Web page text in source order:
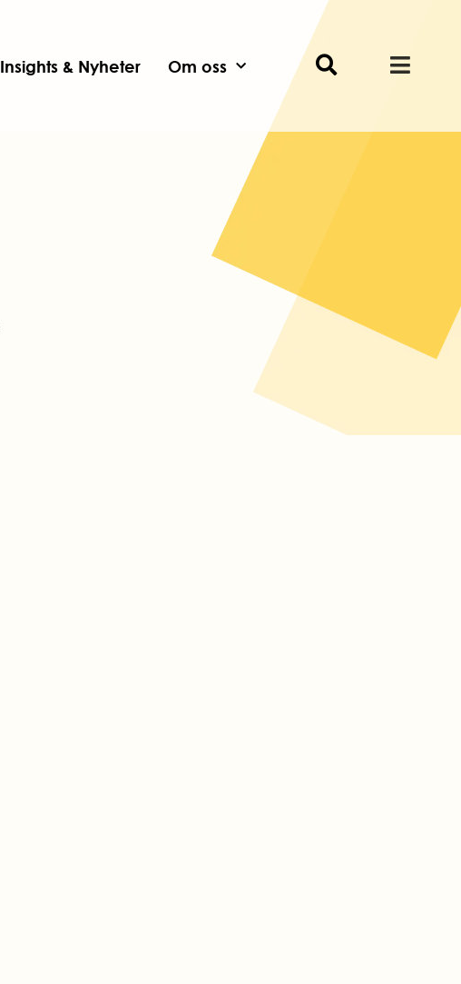
Insights & Nyheter Om oss